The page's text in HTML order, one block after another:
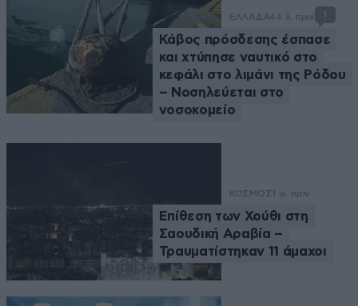
ΕΛΛΑΔΑ44 λ. πριν 1
Κάβος πρόσδεσης έσπασε
και χτύπησε ναυτικό στο
κεφάλι στο λιμάνι της Ρόδου
– Νοσηλεύεται στο
νοσοκομείο
ΚΟΣΜΟΣ 1 ω. πριν
Επίθεση των Χούθι στη
Σαουδική Αραβία –
Τραυματίστηκαν 11 άμαχοι